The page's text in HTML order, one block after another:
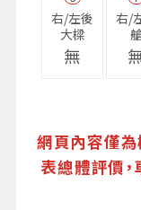
右/左後
大樑
無
右/
網頁內容僅為
表總體評價